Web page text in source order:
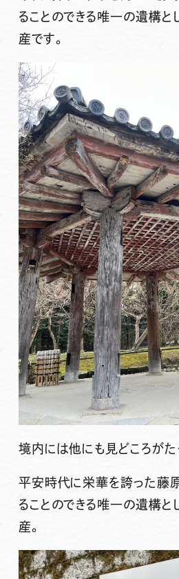
ることのできる唯一の遺構と
産です。
境内には他にも見どころがた
平安時代に栄華を誇った藤
ることのできる唯一の遺構と
産。